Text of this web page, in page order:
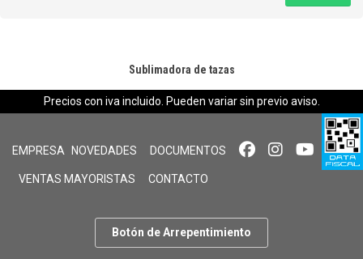
Sublimadora de tazas
Precios con iva incluido. Pueden variar sin previo aviso.
EMPRESA NOVEDADES DOCUMENTOS
VENTAS MAYORISTAS CONTACTO
Botón de Arrepentimiento